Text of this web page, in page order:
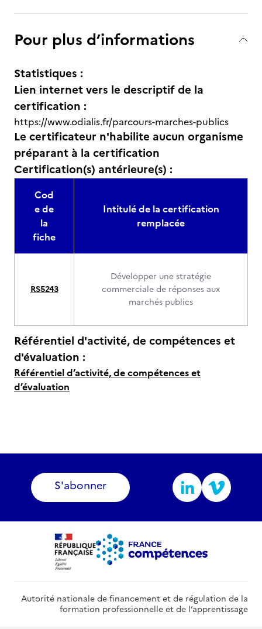
Pour plus d’informations
Statistiques :
Lien internet vers le descriptif de la
certification :
https://www.odialis.fr/parcours-marches-publics
Le certificateur n'habilite aucun organisme
préparant à la certification
Certification(s) antérieure(s) :
Cod
e de
la
fiche
Intitulé de la certification
remplacée
RS5243
Développer une stratégie
commerciale de réponses aux
marchés publics
Référentiel d'activité, de compétences et
d'évaluation :
Référentiel d’activité, de compétences et
d’évaluation
S'abonner
Autorité nationale de financement et de régulation de la
formation professionnelle et de l’apprentissage